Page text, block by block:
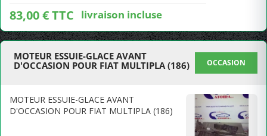
83,00 € TTC livraison incluse
MOTEUR ESSUIE-GLACE AVANT
D'OCCASION POUR FIAT MULTIPLA (186)
OCCASION
MOTEUR ESSUIE-GLACE AVANT
D'OCCASION POUR FIAT MULTIPLA (186)